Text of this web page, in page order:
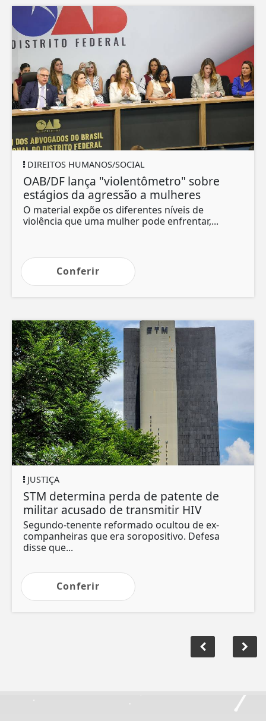
DIREITOS HUMANOS/SOCIAL
OAB/DF lança "violentômetro" sobre
estágios da agressão a mulheres
O material expõe os diferentes níveis de
violência que uma mulher pode enfrentar,...
Conferir
JUSTIÇA
STM determina perda de patente de
militar acusado de transmitir HIV
Segundo-tenente reformado ocultou de ex-
companheiras que era soropositivo. Defesa
disse que...
Conferir